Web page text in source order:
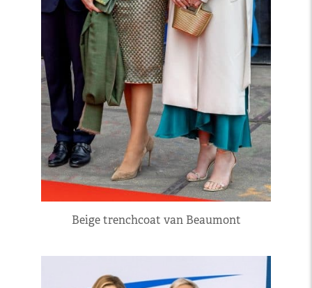
Beige trenchcoat van Beaumont